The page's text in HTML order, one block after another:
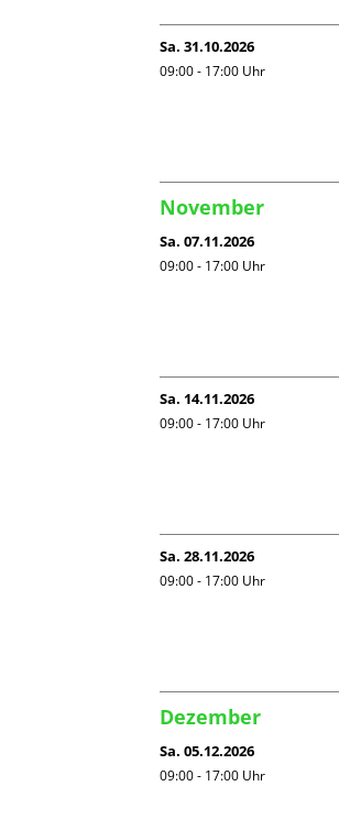
Sa. 31.10.2026
09:00 - 17:00 Uhr
November
Sa. 07.11.2026
09:00 - 17:00 Uhr
Sa. 14.11.2026
09:00 - 17:00 Uhr
Sa. 28.11.2026
09:00 - 17:00 Uhr
Dezember
Sa. 05.12.2026
09:00 - 17:00 Uhr